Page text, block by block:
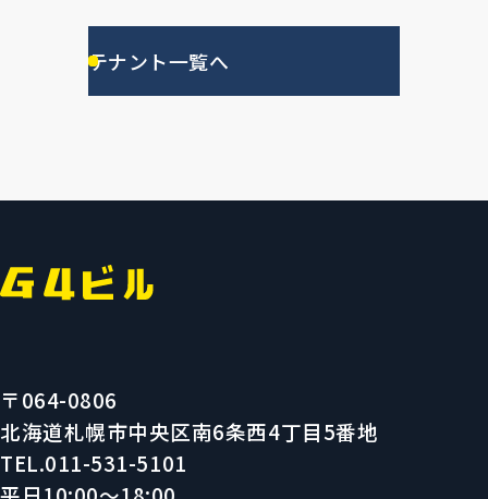
テナント一覧へ
〒064-0806
北海道札幌市中央区南6条西4丁目5番地
TEL.011-531-5101